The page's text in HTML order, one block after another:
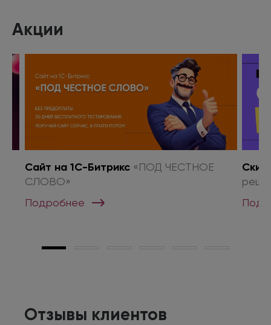
Акции
Сайт на 1С-Битрикс«ПОД ЧЕСТНОЕ
СЛОВО»
Подробнее
Отзывы клиентов